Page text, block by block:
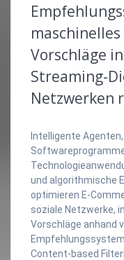
Vorschläge
Streaming-
Netzwerken
Intelligente
und algorithmische
optimieren E-
soziale Netzwerke,
Vorschläge anhand
Content-based